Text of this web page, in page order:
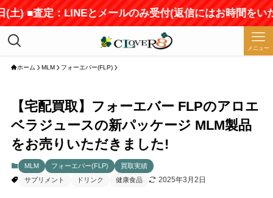
査定：LINEとメールのみ受付(返信にはお時間をいただ
メニュー
ホーム MLM フォーエバー(FLP)
【宅配買取】フォーエバー FLPのアロエ
ベラジュースの新パッケージ MLM製品
をお売りいただきました!
MLM フォーエバー(FLP)
買取実績
サプリメント
ドリンク 健康食品 2025年3月2日